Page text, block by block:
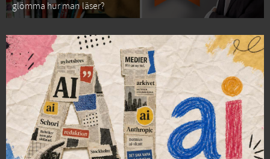
glömma hur man läser?